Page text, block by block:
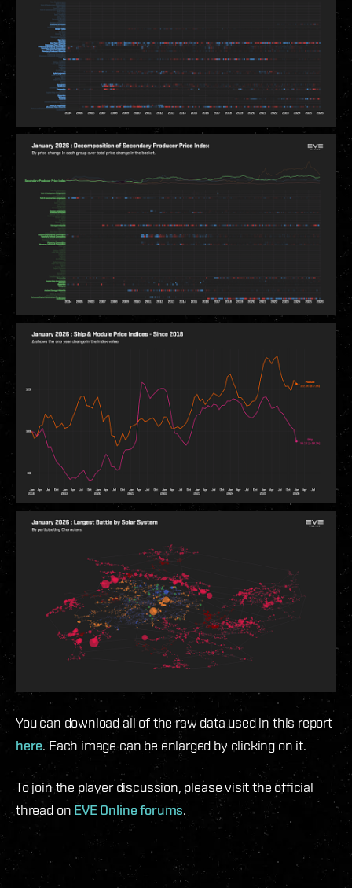
You can download all of the raw data used in this report
here. Each image can be enlarged by clicking on it.
To join the player discussion, please visit the official
thread on EVE Online forums.